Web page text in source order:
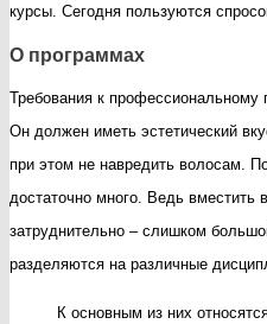
курсы. Сегодня пользуются
О программах
Требования к профессиональному
Он должен иметь эстетический
при этом не навредить волосам.
достаточно много. Ведь вместить
затруднительно – слишком
разделяются на различные
К основным из них